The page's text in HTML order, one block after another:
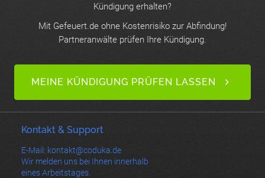
Kündigung erhalten?
Mit Gefeuert.de ohne Kostenrisiko zur Abfindung!
Partneranwälte prüfen Ihre Kündigung.
MEINE KÜNDIGUNG PRÜFEN LASSEN
Kontakt & Support
E-Mail: kontakt@coduka.de
Wir melden uns bei Ihnen innerhalb
eines Arbeitstages.